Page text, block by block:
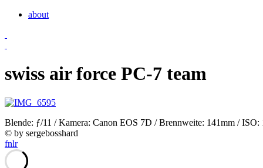
about
swiss air force PC-7 team
Blende: ƒ/11 / Kamera: Canon EOS 7D / Brennweite: 141mm / ISO:
© by sergebosshard
fnlr